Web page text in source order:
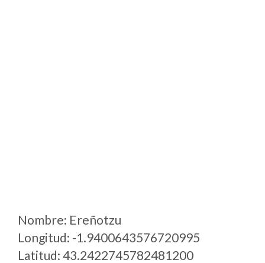
Nombre: Ereñotzu
Longitud: -1.9400643576720995
Latitud: 43.2422745782481200